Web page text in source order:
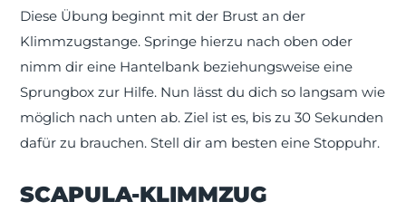
Diese Übung beginnt mit der Brust an der
Klimmzugstange. Springe hierzu nach oben oder
nimm dir eine Hantelbank beziehungsweise eine
Sprungbox zur Hilfe. Nun lässt du dich so langsam wie
möglich nach unten ab. Ziel ist es, bis zu 30 Sekunden
dafür zu brauchen. Stell dir am besten eine Stoppuhr.
SCAPULA-KLIMMZUG